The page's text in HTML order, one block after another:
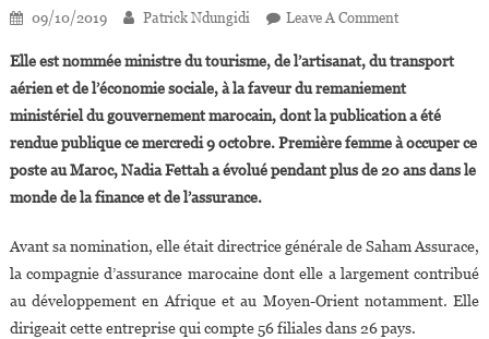
09/10/2019 Patrick Ndungidi Leave A CommentOn
Nadia
Fettah
Alaoui,
Brillante
Figure
Finance,
Intègre
Elle est nommée ministre du tourisme, de l’artisanat, du transport
aérien et de l’économie sociale, à la faveur du remaniement
ministériel du gouvernement marocain, dont la publication a été
rendue publique ce mercredi 9 octobre. Première femme à occuper ce
poste au Maroc, Nadia Fettah a évolué pendant plus de 20 ans dans le
monde de la finance et de l’assurance.
Avant sa nomination, elle était directrice générale de Saham Assurace,
la compagnie d’assurance marocaine dont elle a largement contribué
au développement en Afrique et au Moyen-Orient notamment. Elle
dirigeait cette entreprise qui compte 56 filiales dans 26 pays.